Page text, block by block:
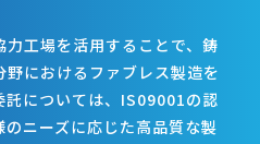
工場を活用することで、鋳
におけるファブレス製造を
託については、IS09001の認
ニーズに応じた高品質な製